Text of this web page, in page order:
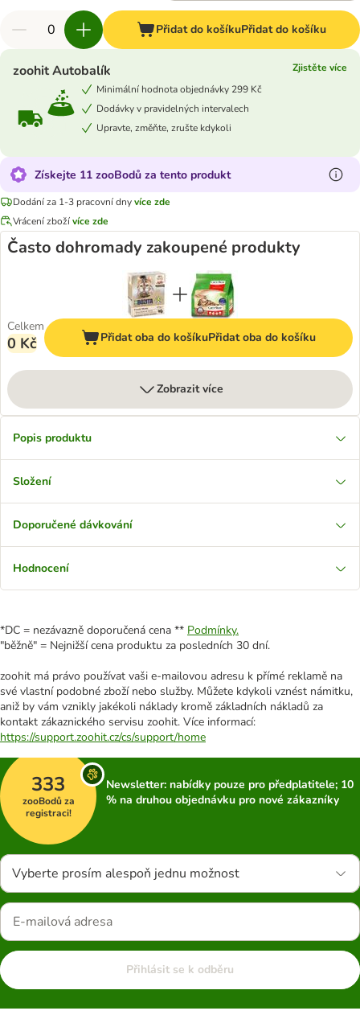
Přidat do košíkuPřidat do košíku
zoohit Autobalík
Zjistěte více
Minimální hodnota objednávky 299 Kč
Dodávky v pravidelných intervalech
Upravte, změňte, zrušte kdykoli
Získejte 11 zooBodů za tento produkt
Dodání za 1-3 pracovní dnyvíce zde
Vrácení zbožívíce zde
Často dohromady zakoupené produkty
Celkem
0 Kč Přidat oba do košíkuPřidat oba do košíku
Zobrazit více
Popis produktu
Složení
Doporučené dávkování
Hodnocení
*DC = nezávazně doporučená cena ** Podmínky.
"běžně" = Nejnižší cena produktu za posledních 30 dní.
zoohit má právo používat vaši e-mailovou adresu k přímé reklamě na
své vlastní podobné zboží nebo služby. Můžete kdykoli vznést námitku,
aniž by vám vznikly jakékoli náklady kromě základních nákladů za
kontakt zákaznického servisu zoohit. Více informací:
https://support.zoohit.cz/cs/support/home
333
zooBodů za
registraci!
Newsletter: nabídky pouze pro předplatitele; 10
% na druhou objednávku pro nové zákazníky
Vyberte prosím alespoň jednu možnost
Přihlásit se k odběru